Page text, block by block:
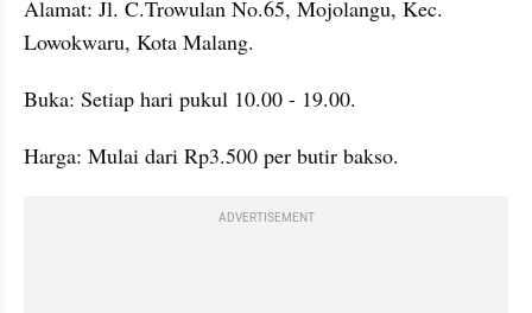
Alamat: Jl. C.Trowulan No.65, Mojolangu, Kec.
Lowokwaru, Kota Malang.
Buka: Setiap hari pukul 10.00 - 19.00.
Harga: Mulai dari Rp3.500 per butir bakso.
ADVERTISEMENT